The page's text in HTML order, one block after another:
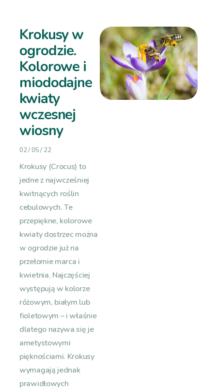
Krokusy w
ogrodzie.
Kolorowe i
miododajne
kwiaty
wczesnej
wiosny
02 / 05 / 22
Krokusy (Crocus) to
jedne z najwcześniej
kwitnących roślin
cebulowych. Te
przepiękne, kolorowe
kwiaty dostrzec można
w ogrodzie już na
przełomie marca i
kwietnia. Najczęściej
występują w kolorze
różowym, białym lub
fioletowym – i właśnie
dlatego nazywa się je
ametystowymi
pięknościami. Krokusy
wymagają jednak
prawidłowych